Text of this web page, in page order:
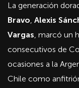
La generación
Bravo, Alexis
Vargas, marcó un
consecutivos de
ocasiones a la
Chile como